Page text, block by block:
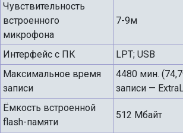
Чувствительность
встроенного
микрофона
7-9м
Интерфейс с ПК
LPT; USB
Максимальное время
записи
4480 мин.
записи —
Ёмкость встроенной
flash-памяти
512 Мбайт